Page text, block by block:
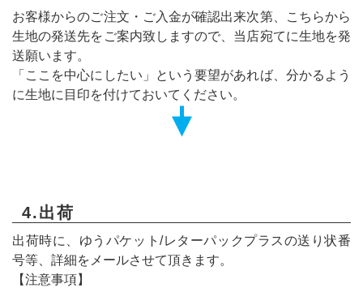
お客様からのご注文・ご入金が確認出来次第、こちらから
生地の発送先をご案内致しますので、当店宛てに生地を発
送願います。
「ここを中心にしたい」という要望があれば、分かるよう
に生地に目印を付けておいてください。
4.出荷
出荷時に、ゆうパケット/レターパックプラスの送り状番
号等、詳細をメールさせて頂きます。
【注意事項】